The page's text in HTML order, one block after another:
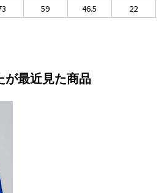
59 46.5 22
が最近見た商品